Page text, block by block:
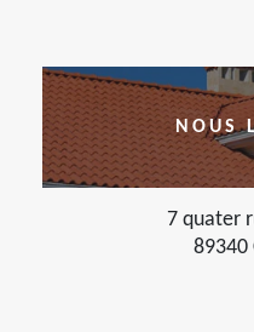
NOUS
7 quater
89340